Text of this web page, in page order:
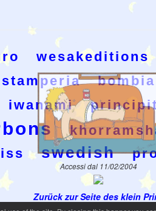
wesakeditions
stamperia
iwanami
swedish
Accessi dal 11/02/2004
Zurück zur Seite des klein